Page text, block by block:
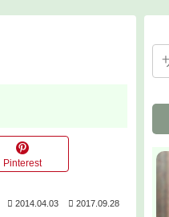
Pinterest
2014.04.03 2017.09.28